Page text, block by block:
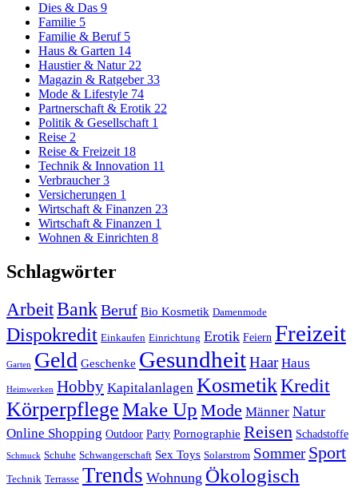
Dies & Das 9
Familie 5
Familie & Beruf 5
Haus & Garten 14
Haustier & Natur 22
Magazin & Ratgeber33
Mode & Lifestyle 74
Partnerschaft & Erotik 22
Politik & Gesellschaft 1
Reise 2
Reise & Freizeit 18
Technik & Innovation 11
Verbraucher3
Versicherungen 1
Wirtschaft & Finanzen 23
Wirtschaft & Finanzen 1
Wohnen & Einrichten 8
Schlagwörter
ArbeitBankBeruf Bio Kosmetik Damenmode
Dispokredit Einkaufen Einrichtung Erotik Feiern Freizeit
Garten Geld Geschenke GesundheitHaar Haus
Heimwerken Hobby Kapitalanlagen KosmetikKredit
KörperpflegeMake Up Mode Männer Natur
Online Shopping Outdoor Party Pornographie Reisen Schadstoffe
Schmuck Schuhe Schwangerschaft Sex Toys Solarstrom Sommer Sport
Technik Terrasse Trends Wohnung Ökologisch